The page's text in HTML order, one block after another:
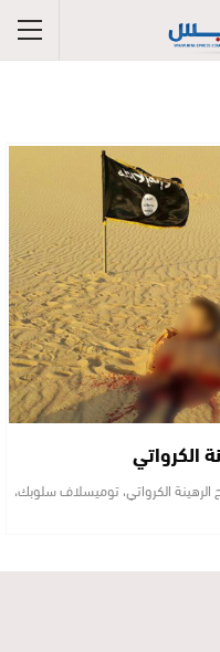
الكرواتي
الكرواتي، توميسلاف سلوبك،